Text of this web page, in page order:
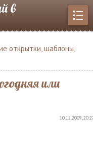
в
открытки, шаблоны,
или
10.12.2009,